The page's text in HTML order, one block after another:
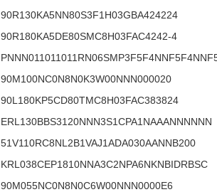
90R130KA5NN80S3F1H03GBA424224
90R180KA5DE80SMC8H03FAC4242-4
90M100NC0N8N0K3W00NNN000020
90L180KP5CD80TMC8H03FAC383824
ERL130BBS3120NNN3S1CPA1NAAANNNNNN
51V110RC8NL2B1VAJ1ADA030AANNB200
KRL038CEP1810NNA3C2NPA6NKNBIDRBSC
90M055NC0N8N0C6W00NNN0000E6